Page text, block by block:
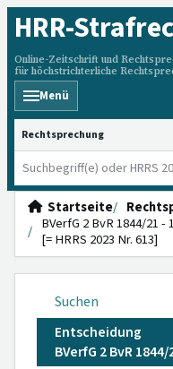
HRR-
Online-Zeitschrift und
für höchstrichterliche
Menü
HRRS durchsuchen
Startseite
BVerfG 2 BvR 1844/21 -
[= HRRS 2023 Nr. 613]
Suchen
Entscheidung
BVerfG 2 BvR 1844/